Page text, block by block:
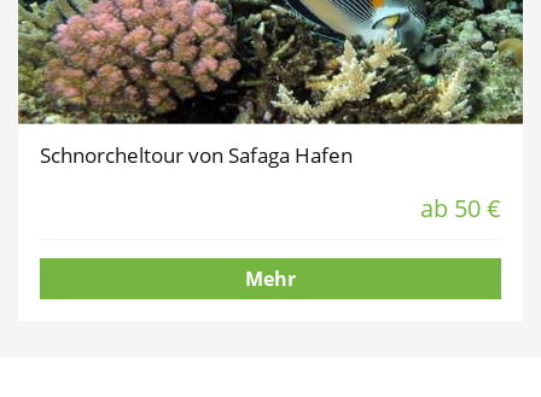
Schnorcheltour von Safaga Hafen
ab 50 €
Mehr